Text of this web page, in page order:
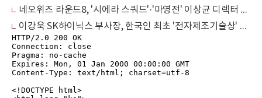
네오위즈 라운드8, '시에라 스쿼드'·'마영전' 이상균 디렉터 영입
이강욱 SK하이닉스 부사장, 한국인 최초 '전자제조기술상' 수상